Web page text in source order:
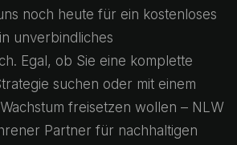
noch heute für ein kostenloses
unverbindliches
Egal, ob Sie eine komplette
suchen oder mit einem
freisetzen wollen – NLW
Partner für nachhaltigen